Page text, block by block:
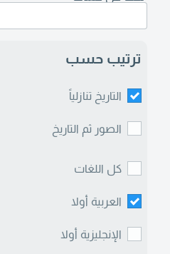
ترتيب حسب
التاريخ تنازلياً
الصور ثم التاريخ
كل اللغات
العربية أولا
الإنجليزية أولا